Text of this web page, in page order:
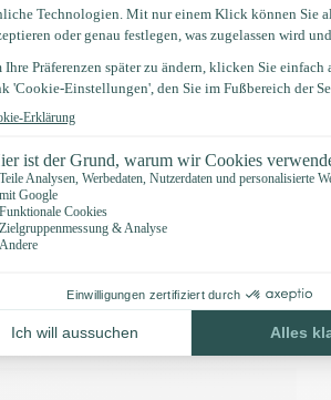
dir eines der Videos unten an:
Knöpfe und unser Zubehör: